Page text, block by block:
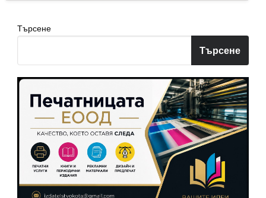
Търсене
Търсене